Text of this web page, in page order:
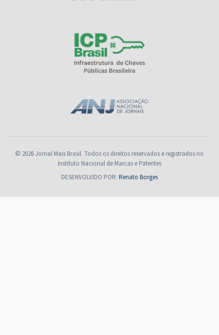
© 2026 Jornal Mais Brasil. Todos os direitos reservados e registrados no
Instituto Nacional de Marcas e Patentes
DESENVOLVIDO POR: Renato Borges